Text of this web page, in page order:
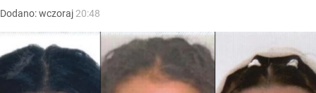
Dodano:wczoraj 20:48